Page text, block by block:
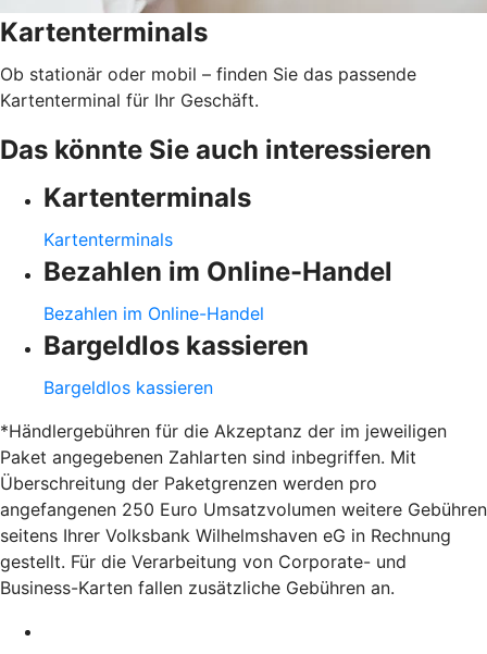
Kartenterminals
Ob stationär oder mobil – finden Sie das passende
Kartenterminal für Ihr Geschäft.
Das könnte Sie auch interessieren
Kartenterminals
Kartenterminals
Bezahlen im Online-Handel
Bezahlen im Online-Handel
Bargeldlos kassieren
Bargeldlos kassieren
*Händlergebühren für die Akzeptanz der im jeweiligen
Paket angegebenen Zahlarten sind inbegriffen. Mit
Überschreitung der Paketgrenzen werden pro
angefangenen 250 Euro Umsatzvolumen weitere Gebühren
seitens Ihrer Volksbank Wilhelmshaven eG in Rechnung
gestellt. Für die Verarbeitung von Corporate- und
Business-Karten fallen zusätzliche Gebühren an.